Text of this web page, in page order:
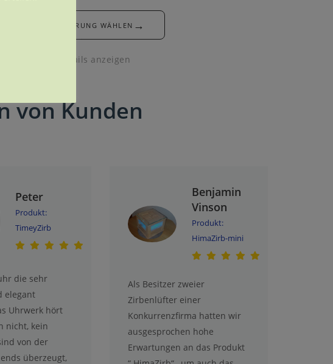
AUSFÜHRUNG WÄHLEN →
Details anzeigen
von Kunden
Peter
Produkt:
TimeyZirb
die sehr
elegant
Uhrwerk hört
nicht, kein
von der
überzeugt,
Benjamin
Vinson
Produkt:
HimaZirb-mini
Als Besitzer zweier
Zirbenlüfter einer
Konkurrenzfirma hatten wir
ausgesprochen hohe
Erwartungen an das Produkt